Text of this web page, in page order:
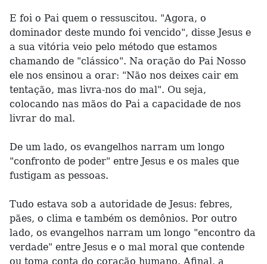
E foi o Pai quem o ressuscitou. "Agora, o
dominador deste mundo foi vencido", disse Jesus e
a sua vitória veio pelo método que estamos
chamando de "clássico". Na oração do Pai Nosso
ele nos ensinou a orar: "Não nos deixes cair em
tentação, mas livra-nos do mal". Ou seja,
colocando nas mãos do Pai a capacidade de nos
livrar do mal.
De um lado, os evangelhos narram um longo
"confronto de poder" entre Jesus e os males que
fustigam as pessoas.
Tudo estava sob a autoridade de Jesus: febres,
pães, o clima e também os demônios. Por outro
lado, os evangelhos narram um longo "encontro da
verdade" entre Jesus e o mal moral que contende
ou toma conta do coração humano. Afinal, a